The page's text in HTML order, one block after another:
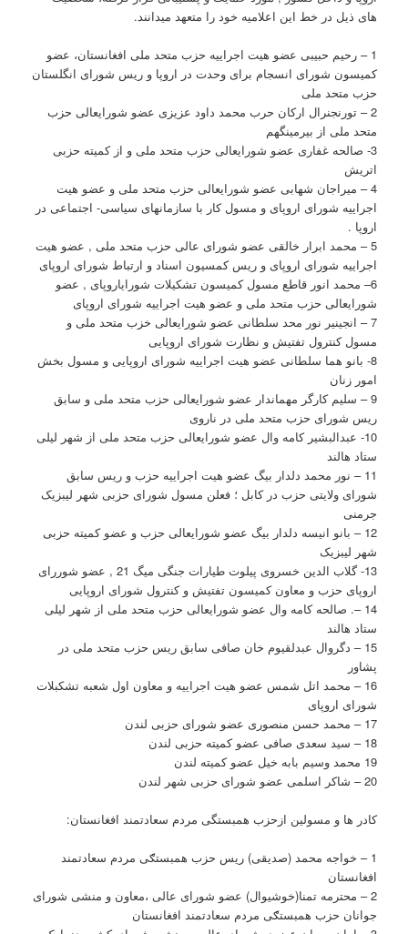
های ذیل در خط این اعلامیه خود را متعهد میدانند.
1 – رحیم حبیبی عضو هیت اجراییه حزب متحد ملی افغانستان، عضو
کمیسون شورای انسجام برای وحدت در اروپا و ریس شورای انگلستان
حزب متحد ملی
2 – تورنجنرال ارکان حرب محمد داود عزیزی عضو شورایعالی حزب
متحد ملی از بیرمینگهم
3- صالحه غفاری عضو شورایعالی حزب متحد ملی و از کمیته حزبی
اتریش
4 – میراجان شهابی عضو شورایعالی حزب متحد ملی و عضو هیت
اجراییه شورای اروپای و مسول کار با سازمانهای سیاسی- اجتماعی در
اروپا .
5 – محمد ابرار خالقی عضو شورای عالی حزب متحد ملی , عضو هیت
اجراییه شورای اروپای و ریس کمسیون اسناد و ارتباط شورای اروپای
6– محمد انور قاطع مسول کمیسون تشکیلات شورایاروپای , عضو
شورایعالی حزب متحد ملی و عضو هیت اجراییه شورای اروپای
7 – انجینیر نور محد سلطانی عضو شورایعالی خزب متحد ملی و
مسول کنترول تفتیش و نظارت شورای اروپایی
8- بانو هما سلطانی عضو هیت اجراییه شورای اروپایی و مسول بخش
امور زنان
9 – سلیم کارگر مهماندار عضو شورایعالی حزب متحد ملی و سابق
ریس شورای حزب متحد ملی در ناروی
10- عبدالبشیر کامه وال عضو شورایعالی حزب متحد ملی از شهر لیلی
ستاد هالند
11 – نور محمد دلدار بیگ عضو هیت اجراییه حزب و ریس سابق
شورای ولایتی حزب در کابل ؛ فعلن مسول شورای حزبی شهر لیبزیک
جرمنی
12 – بانو انیسه دلدار بیگ عضو شورایعالی حزب و عضو کمیته حزبی
شهر لیبزیک
13- گلاب الدین خسروی پیلوت طیارات جنگی میگ 21 , عضو شوررای
اروپای حزب و معاون کمیسون تفتیش و کنترول شورای اروپایی
14 –. صالحه کامه وال عضو شورایعالی حزب متحد ملی از شهر لیلی
ستاد هالند
15 – دگروال عبدلقیوم خان صافی سابق ریس حزب متحد ملی در
پشاور
16 – محمد اتل شمس عضو هیت اجراییه و معاون اول شعبه تشکبلات
شورای اروپای
17 – محمد حسن منصوری عضو شورای حزبی لندن
18 – سید سعدی صافی عضو کمیته حزبی لندن
19 محمد وسیم بابه خیل عضو کمیته لندن
20 – شاکر اسلمی عضو شورای حزبی شهر لندن
کادر ها و مسولین ازحزب همبستگی مردم سعادتمند افغانستان:
1 – خواجه محمد (صدیقی) ریس حزب همبستګی مردم سعادتمند
افغانستان
2 – محترمه تمنا(خوشیوال) عضو شورای عالی ،معاون و منشی شورای
جوانان حزب همبستګی مردم سعادتمند افغانستان